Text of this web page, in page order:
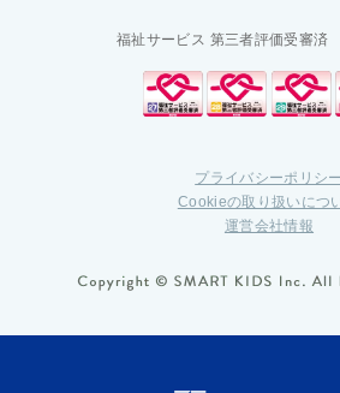
福祉サービス 第三者評価受審済
プライバシーポリシー
Cookieの取り扱いにつ
運営会社情報